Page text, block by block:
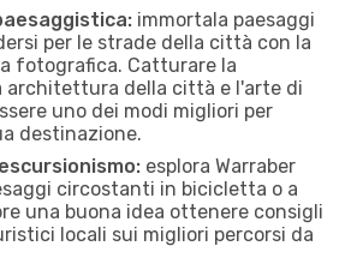
immortala paesaggi
per le strade della città con la
fotografica. Catturare la
architettura della città e l'arte di
uno dei modi migliori per
destinazione.
esplora Warraber
circostanti in bicicletta o a
una buona idea ottenere consigli
locali sui migliori percorsi da